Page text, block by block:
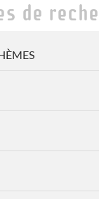
de